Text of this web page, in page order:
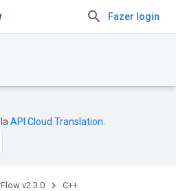
Fazer login
API Cloud Translation
v2.3.0 C++